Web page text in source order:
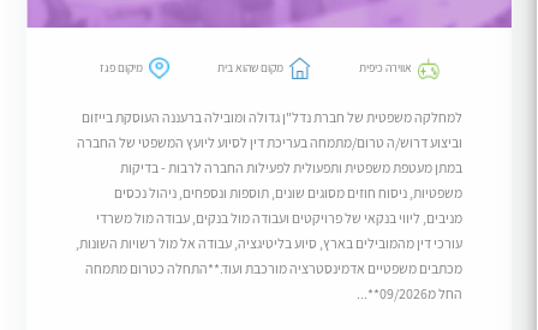
אווירה כיפית מקום שהוא בית מיקום פגז
למחלקה משפטית של חברת נדל"ן גדולה ומובילה ברעננה העוסקת בייזום
וביצוע דרוש/ה טרום/מתמחה בעריכת דין לסיוע ליועץ המשפטי של החברה
במתן מעטפת משפטית ותפעולית לפעילות החברה לרבות - בדיקות
משפטיות, ניסוח חוזים מסוגים שונים, תוספות ונספחים, ניהול נכסים
מניבים, ליווי בנקאי של פרויקטים ועבודה מול בנקים, עבודה מול משרדי
עורכי דין מהמובילים בארץ, סיוע בליטיגציה, עבודה אל מול רשויות השונות,
מכתבים משפטיים אדמינסטרציה מורכבת ועוד.**התחלה כטרום מתמחה
החל מ09/2026**...